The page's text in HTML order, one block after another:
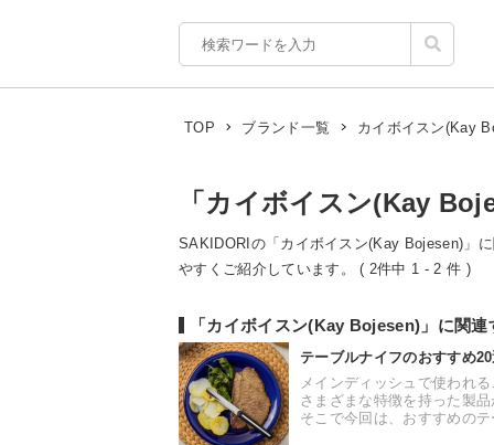
TOP ブランド一覧 カイボイスン(Kay
「カイボイスン(Kay
SAKIDORIの「カイボイスン(Kay Bojesen)」
やすくご紹介しています。 ( 2件中 1 - 2 件 )
「カイボイスン(Kay Bojesen)」に関
テーブルナイフのおすすめ
メインディッシュで使われ
さまざまな特徴を持った製
そこで今回は、おすすめの